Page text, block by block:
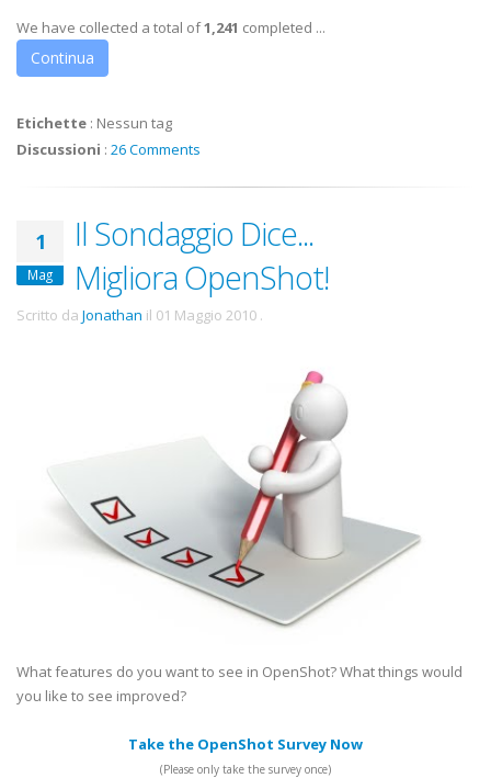
We have collected a total of1,241 completed ...
Continua
Etichette : Nessun tag
Discussioni : 26 Comments
1
Mag
Il Sondaggio Dice...
Migliora OpenShot!
Scritto da Jonathan il 01 Maggio 2010 .
What features do you want to see in OpenShot? What things would
you like to see improved?
Take the OpenShot Survey Now
(Please only take the survey once)